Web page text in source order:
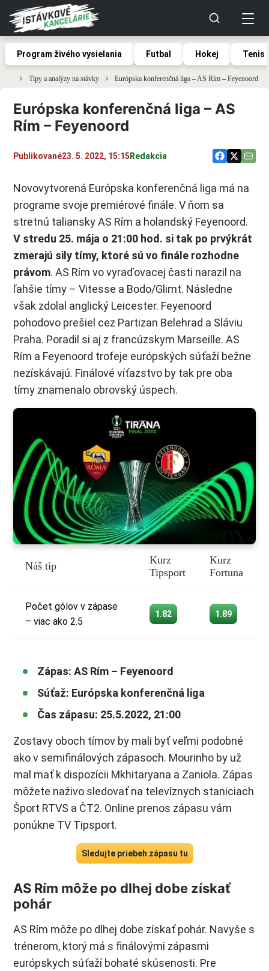
Program živého vysielania Futbal Hokej Tenis
Tipy a analýzy na stávky Európska konferenčná liga – AS Rím – Feyenoord
Európska konferenčná liga – AS
Rím – Feyenoord
Publikované23. 5. 2022, 15:15Redakcia
Novovytvorená Európska konferenčná liga má na
programe svoje premiérové finále. V ňom sa
stretnú taliansky AS Rím a holandský Feyenoord.
V stredu 25. mája o 21:00 hod. si tak po prvýkrát
zmerajú sily tímy, ktoré sú vo finále rozhodne
právom. AS Rím vo vyraďovacej časti narazil na
ľahšie tímy – Vitesse a Bodo/Glimt. Následne
však zdolal anglický Leicester. Feyenoord
pohodovo prešiel cez Partizan Belehrad a Sláviu
Praha. Poradil si aj z francúzskym Marseille. AS
Rím a Feyenoord trofeje európských súťaží bežne
nezískávajú. Finálové víťazstvo by tak pre oba
tímy znamenalo obrovský úspech.
Náš tip
Kurz
Tipsport
Kurz
Fortuna
Počet gólov v zápase
– viac ako 2.5
1.82 1.89
Zápas: AS Rím – Feyenoord
Súťaž: Európska konferenčná liga
Čas zápasu: 25.5.2022, 21:00
Zostavy oboch tímov by mali byť veľmi podobné
ako v semifinálových zápasoch. Mourinho by už
mal mať k dispozícii Mkhitaryana a Zaniola. Zápas
môžete naživo sledovať na televíznych staniciach
Šport RTVS a ČT2. Online prenos zápasu vám
ponúkne TV Tipsport.
Sledujte priebeh zápasu tu
AS Rím môže po dlhej dobe získať
pohár
AS Rím môže po dlhej dobe získať pohár. Navyše s
trénerom, ktorý má s finálovými zápasmi
európskych súťaží bohaté skúsenosti. Pre